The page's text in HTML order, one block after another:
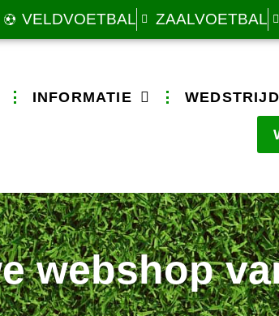
VELDVOETBAL ZAALVOETBAL
INFORMATIE
webshop